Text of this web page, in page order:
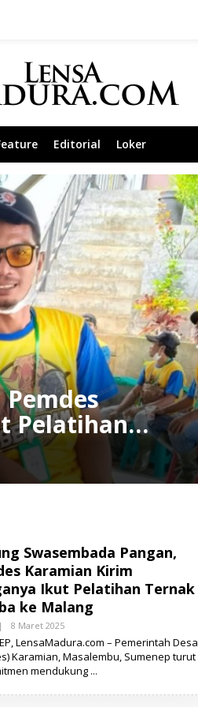
Editorial Loker
Pelatihan
Swasembada Pangan,
Karamian Kirim
Ikut Pelatihan Ternak
ke Malang
| 8 Maret 2025O
L
E
H
L
LensaMadura.com – Pemerintah Desa
Karamian, Masalembu, Sumenep turut
mendukung